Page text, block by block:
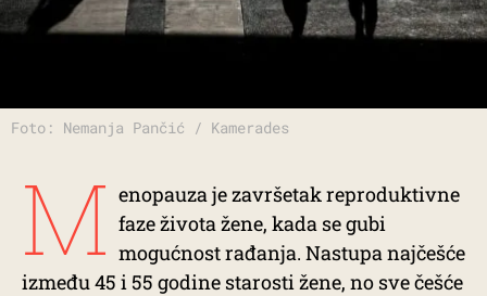
Foto: Nemanja Pančić / Kamerades
M enopauza je završetak reproduktivne
faze života žene, kada se gubi
mogućnost rađanja. Nastupa najčešće
između 45 i 55 godine starosti žene, no sve češće